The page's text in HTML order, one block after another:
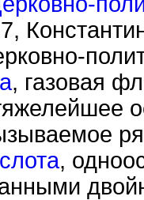
, газовая
,